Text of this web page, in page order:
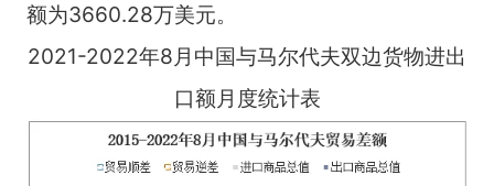
额为3660.28万美元。
2021-2022年8月中国与马尔代夫双边货物进出
口额月度统计表